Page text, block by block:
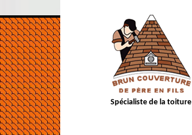
Spécialiste de la toiture